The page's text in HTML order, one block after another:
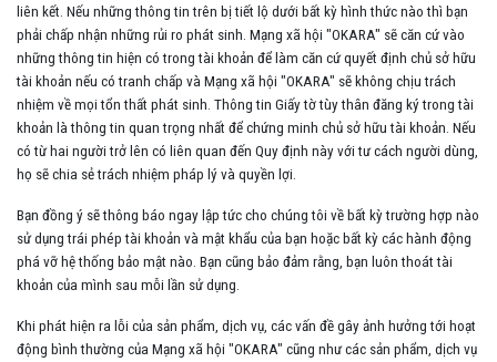
liên kết. Nếu những thông tin trên bị tiết lộ dưới bất kỳ hình thức nào thì bạn
phải chấp nhận những rủi ro phát sinh. Mạng xã hội "OKARA" sẽ căn cứ vào
những thông tin hiện có trong tài khoản để làm căn cứ quyết định chủ sở hữu
tài khoản nếu có tranh chấp và Mạng xã hội "OKARA" sẽ không chịu trách
nhiệm về mọi tổn thất phát sinh. Thông tin Giấy tờ tùy thân đăng ký trong tài
khoản là thông tin quan trọng nhất để chứng minh chủ sở hữu tài khoản. Nếu
có từ hai người trở lên có liên quan đến Quy định này với tư cách người dùng,
họ sẽ chia sẻ trách nhiệm pháp lý và quyền lợi.
Bạn đồng ý sẽ thông báo ngay lập tức cho chúng tôi về bất kỳ trường hợp nào
sử dụng trái phép tài khoản và mật khẩu của bạn hoặc bất kỳ các hành động
phá vỡ hệ thống bảo mật nào. Bạn cũng bảo đảm rằng, bạn luôn thoát tài
khoản của mình sau mỗi lần sử dụng.
Khi phát hiện ra lỗi của sản phẩm, dịch vụ, các vấn đề gây ảnh hưởng tới hoạt
động bình thường của Mạng xã hội "OKARA" cũng như các sản phẩm, dịch vụ